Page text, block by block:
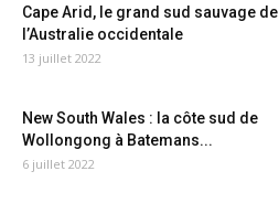
Cape Arid, le grand sud sauvage de
l’Australie occidentale
13 juillet 2022
New South Wales : la côte sud de
Wollongong à Batemans...
6 juillet 2022